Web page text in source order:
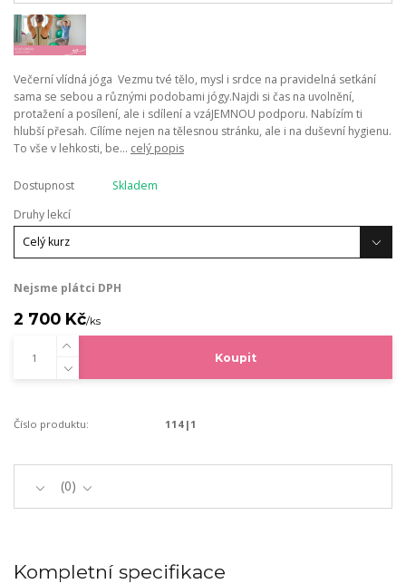
Večerní vlídná jóga Vezmu tvé tělo, mysl i srdce na pravidelná setkání
sama se sebou a různými podobami jógy.Najdi si čas na uvolnění,
protažení a posílení, ale i sdílení a vzáJEMNOU podporu. Nabízím ti
hlubší přesah. Cílíme nejen na tělesnou stránku, ale i na duševní hygienu.
To vše v lehkosti, be... celý popis
Dostupnost
Skladem
Druhy lekcí
Nejsme plátci DPH
2 700 Kč/ks
Koupit
Číslo produktu: 114|1
0
Kompletní specifikace